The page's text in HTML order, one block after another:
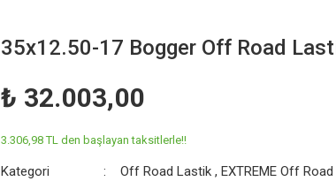
35x12.50-17 Bogger Off Road
₺ 32.003,00
3.306,98 TL den başlayan taksitlerle!!
Kategori Off Road Lastik ,EXTREME Off